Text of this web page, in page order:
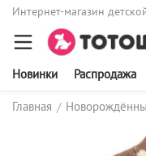
Интернет-магазин
Новинки Распродажа
Главная /